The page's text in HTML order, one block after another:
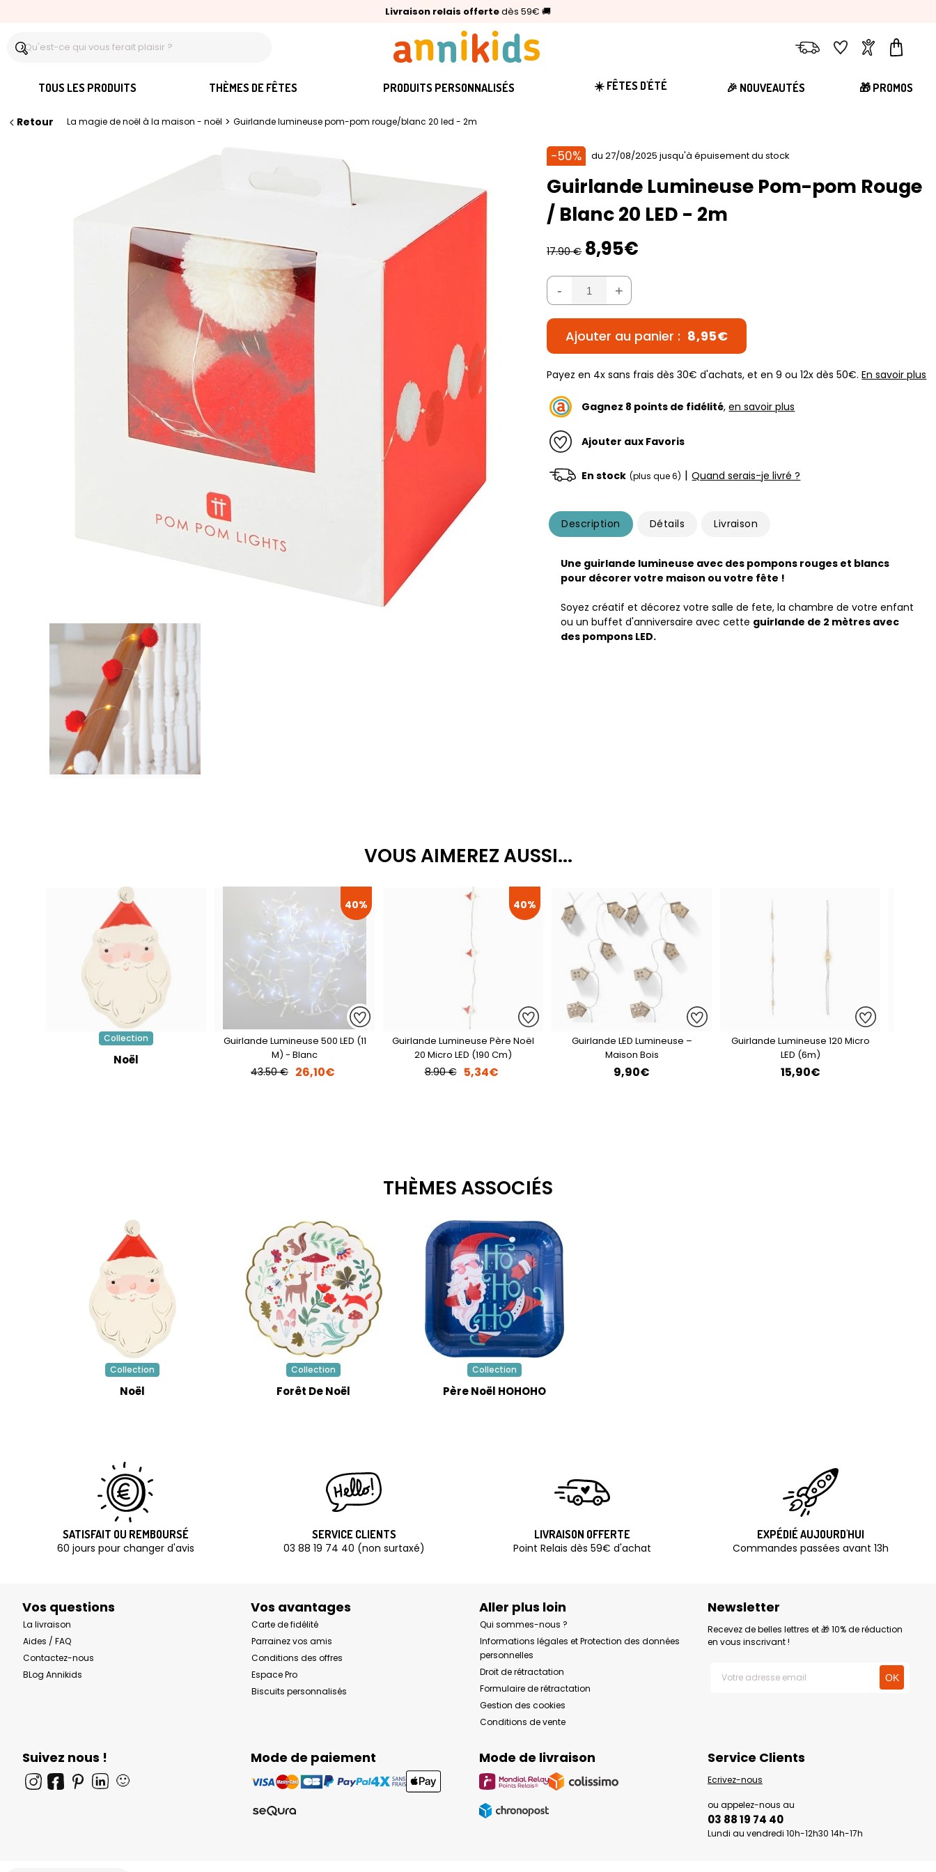
Livraison relais offertedès 59€ 🚚
🥇Palmarès Capital 2025 :Annikids N°1
⭐⭐⭐⭐⭐4,6/5(24 000 avis clients)
LivraisonFavorisComptePanier
TOUS LES PRODUITS THÈMES DE FÊTES PRODUITS PERSONNALISÉS ☀️ FÊTES D'ÉTÉ 🎉 NOUVEAUTÉS 🎁 PROMOS
Retour La magie de noël à la maison - noël > Guirlande lumineuse pom-pom rouge/blanc 20 led - 2m
-50% du 27/08/2025 jusqu'à épuisement du stock
Guirlande Lumineuse Pom-pom Rouge
/ Blanc 20 LED - 2m
17.90 € 8,95€
- +
Ajouter au panier : 8,95€
Payez en 4x sans frais dès 30€ d'achats, et en 9 ou 12x dès 50€.En savoir plus
Gagnez 8 points de fidélité,en savoir plus
Ajouter aux Favoris
En stock (plus que 6) | Quand serais-je livré ?
Description Détails Livraison
Une guirlande lumineuse avec des pompons rouges et blancs
pour décorer votre maison ou votre fête !
Soyez créatif et décorez votre salle de fete, la chambre de votre enfant
ou un buffet d'anniversaire avec cette guirlande de 2 mètres avec
des pompons LED.
VOUS AIMEREZ AUSSI...
Collection
Noël
40%
Guirlande Lumineuse 500 LED (11
M) - Blanc
43.50 € 26,10€
40%
Guirlande Lumineuse Père Noël
20 Micro LED (190 Cm)
8.90 € 5,34€
Guirlande LED Lumineuse –
Maison Bois
9,90€
Guirlande Lumineuse 120 Micro
LED (6m)
15,90€
THÈMES ASSOCIÉS
Collection
Noël
Collection
Forêt De Noël
Collection
Père Noël HOHOHO
SATISFAIT OU REMBOURSÉ
60 jours pour changer d'avis
SERVICE CLIENTS
03 88 19 74 40 (non surtaxé)
LIVRAISON OFFERTE
Point Relais dès 59€ d'achat
EXPÉDIÉ AUJOURD'HUI
Commandes passées avant 13h
Vos questions
La livraison
Aides / FAQ
Contactez-nous
BLog Annikids
Vos avantages
Carte de fidélité
Parrainez vos amis
Conditions des offres
Espace Pro
Biscuits personnalisés
Aller plus loin
Qui sommes-nous ?
Informations légales et Protection des données
personnelles
Droit de rétractation
Formulaire de rétractation
Gestion des cookies
Conditions de vente
Newsletter
Recevez de belles lettres et 🎁 10% de réduction
en vous inscrivant !
Suivez nous !
🙂
Mode de paiement Mode de livraison Service Clients
Ecrivez-nous
ou appelez-nous au
03 88 19 74 40
Lundi au vendredi 10h-12h30 14h-17h